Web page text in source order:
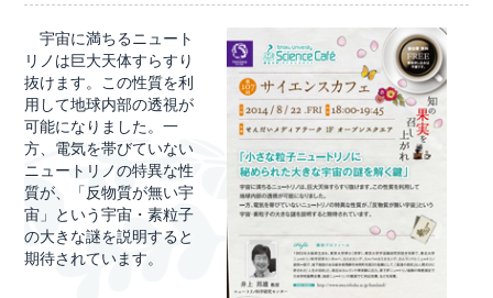
宇宙に満ちるニュート
リノは巨大天体すらすり
抜けます。この性質を利
用して地球内部の透視が
可能になりました。一
方、電気を帯びていない
ニュートリノの特異な性
質が、「反物質が無い宇
宙」という宇宙・素粒子
の大きな謎を説明すると
期待されています。